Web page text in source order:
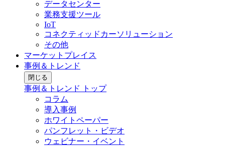
データセンター
業務支援ツール
IoT
コネクティッドカーソリューション
その他
マーケットプレイス
事例＆トレンド
閉じる
事例＆トレンド トップ
コラム
導入事例
ホワイトペーパー
パンフレット・ビデオ
ウェビナー・イベント